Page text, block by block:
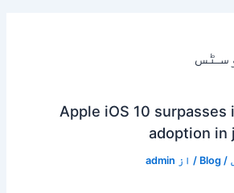
Apple iOS 10 surpasses
adoption in
/
Blog / از admin